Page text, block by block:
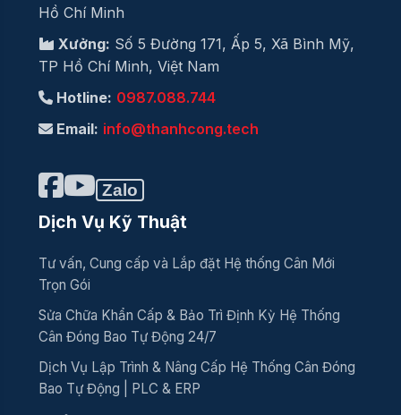
Hồ Chí Minh
Xưởng: Số 5 Đường 171, Ấp 5, Xã Bình Mỹ,
TP Hồ Chí Minh, Việt Nam
Hotline: 0987.088.744
Email: info@thanhcong.tech
Zalo
Dịch Vụ Kỹ Thuật
Tư vấn, Cung cấp và Lắp đặt Hệ thống Cân Mới
Trọn Gói
Sửa Chữa Khẩn Cấp & Bảo Trì Định Kỳ Hệ Thống
Cân Đóng Bao Tự Động 24/7
Dịch Vụ Lập Trình & Nâng Cấp Hệ Thống Cân Đóng
Bao Tự Động | PLC & ERP